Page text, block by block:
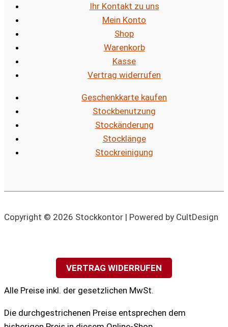
Ihr Kontakt zu uns
Mein Konto
Shop
Warenkorb
Kasse
Vertrag widerrufen
Geschenkkarte kaufen
Stockbenutzung
Stockänderung
Stocklänge
Stockreinigung
Copyright © 2026 Stockkontor | Powered by CultDesign
VERTRAG WIDERRUFEN
Alle Preise inkl. der gesetzlichen MwSt.
Die durchgestrichenen Preise entsprechen dem